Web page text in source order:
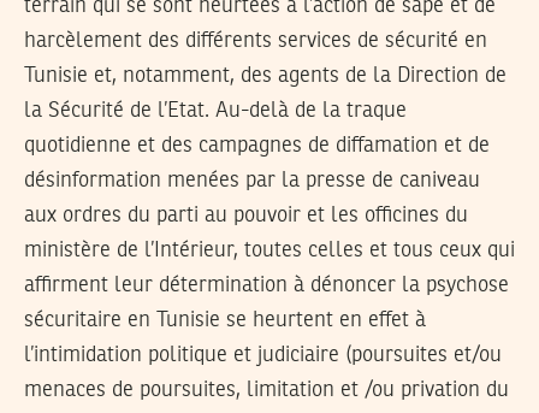
terrain qui se sont heurtées à l’action de sape et de
harcèlement des différents services de sécurité en
Tunisie et, notamment, des agents de la Direction de
la Sécurité de l’Etat. Au-delà de la traque
quotidienne et des campagnes de diffamation et de
désinformation menées par la presse de caniveau
aux ordres du parti au pouvoir et les officines du
ministère de l’Intérieur, toutes celles et tous ceux qui
affirment leur détermination à dénoncer la psychose
sécuritaire en Tunisie se heurtent en effet à
l’intimidation politique et judiciaire (poursuites et/ou
menaces de poursuites, limitation et /ou privation du